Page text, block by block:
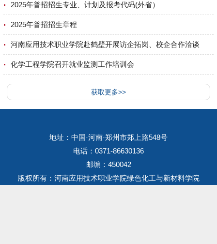
2025年普招招生专业、计划及报考代码(外省）
2025年普招招生章程
河南应用技术职业学院赴鹤壁开展访企拓岗、校企合作洽谈
化学工程学院召开就业监测工作培训会
获取更多>>
地址：中国·河南·郑州市郑上路548号
电话：0371-86630136
邮编：450042
版权所有：河南应用技术职业学院绿色化工与新材料学院